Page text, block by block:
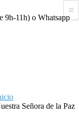
9h-11h) o Whatsapp
Señora de la Paz